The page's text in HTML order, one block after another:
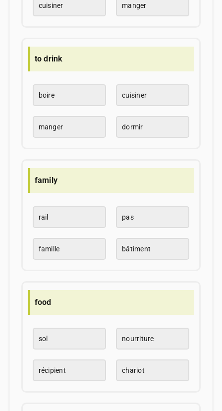
cuisiner manger
to drink
boire cuisiner
manger dormir
family
rail pas
famille bâtiment
food
sol nourriture
récipient chariot